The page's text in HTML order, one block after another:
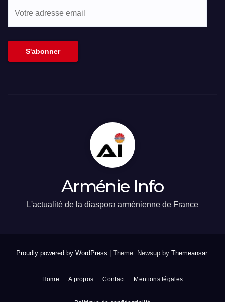
S'abonner
Arménie Info
L'actualité de la diaspora arménienne de France
Proudly powered by WordPress Theme: Newsup by Themeansar.
Home A propos Contact Mentions légales